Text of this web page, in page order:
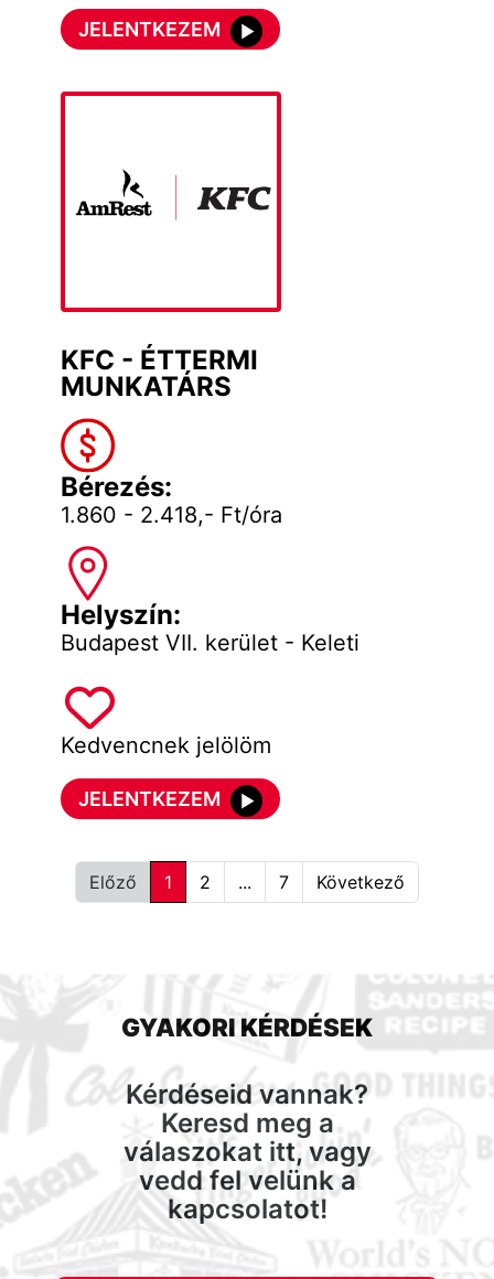
JELENTKEZEM
KFC - ÉTTERMI
MUNKATÁRS
Bérezés:
1.860 - 2.418,- Ft/óra
Helyszín:
Budapest VII. kerület - Keleti
Kedvencnek jelölöm
JELENTKEZEM
Előző 1 2 ... 7 Következő
GYAKORI KÉRDÉSEK
Kérdéseid vannak?
Keresd meg a
válaszokat itt, vagy
vedd fel velünk a
kapcsolatot!